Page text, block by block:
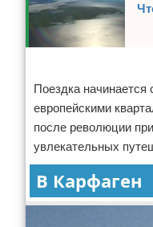
Поездка
европейскими
после революции
увлекательных
В Карфаген